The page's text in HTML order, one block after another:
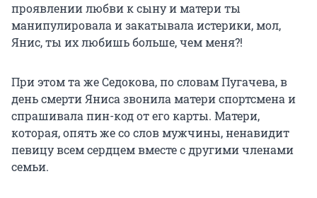
проявлении любви к сыну и матери ты
манипулировала и закатывала истерики, мол,
Янис, ты их любишь больше, чем меня?!
При этом та же Седокова, по словам Пугачева, в
день смерти Яниса звонила матери спортсмена и
спрашивала пин-код от его карты. Матери,
которая, опять же со слов мужчины, ненавидит
певицу всем сердцем вместе с другими членами
семьи.